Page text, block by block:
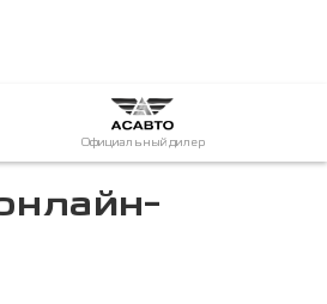
Официальный дилер